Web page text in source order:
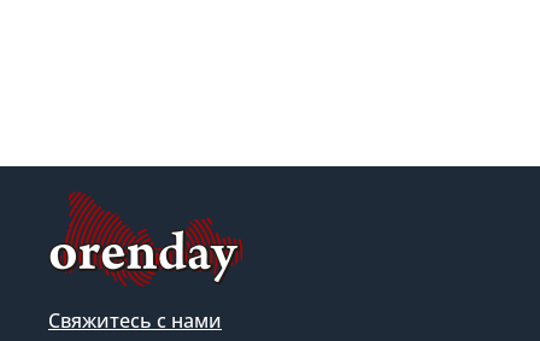
Свяжитесь с нами